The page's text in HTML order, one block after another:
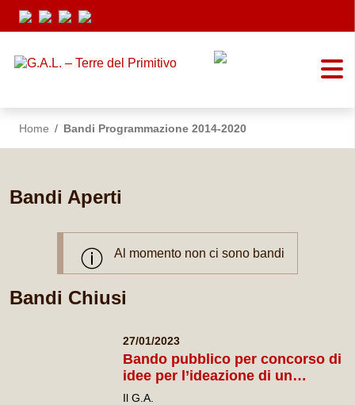
Vai ai contenuti
Vai al menu di navigazione
Home / Bandi Programmazione 2014-2020
Bandi Aperti
Al momento non ci sono bandi
Bandi Chiusi
27/01/2023
Bando pubblico per concorso di
idee per l’ideazione di un
elemento identitario da collocare
Il G.A.